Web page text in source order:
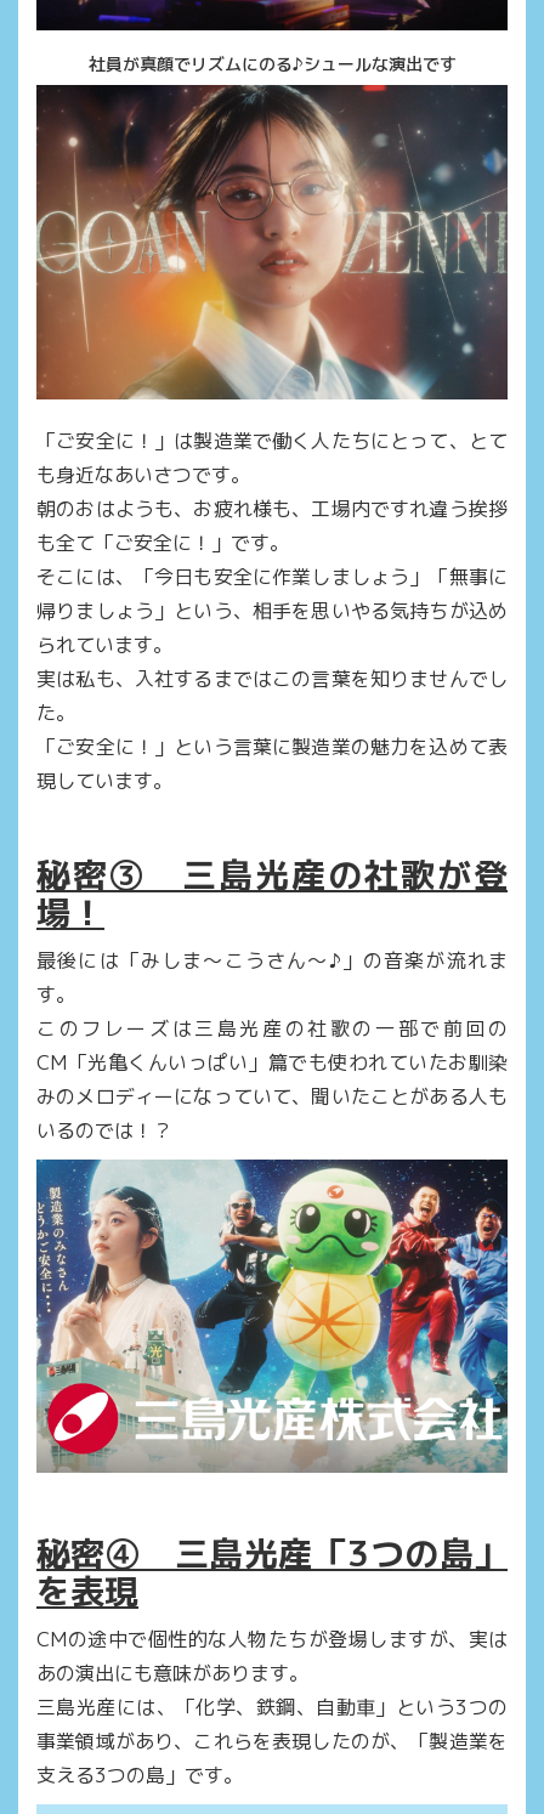
社員が真顔でリズムにのる♪シュールな演出です
「ご安全に！」は製造業で働く人たちにとって、とて
も身近なあいさつです。
朝のおはようも、お疲れ様も、工場内ですれ違う挨拶
も全て「ご安全に！」です。
そこには、「今日も安全に作業しましょう」「無事に
帰りましょう」という、相手を思いやる気持ちが込め
られています。
実は私も、入社するまではこの言葉を知りませんでし
た。
「ご安全に！」という言葉に製造業の魅力を込めて表
現しています。
秘密③ 三島光産の社歌が登
場！
最後には「みしま～こうさん～♪」の音楽が流れま
す。
このフレーズは三島光産の社歌の一部で前回の
CM「光亀くんいっぱい」篇でも使われていたお馴染
みのメロディーになっていて、聞いたことがある人も
いるのでは！？
秘密④ 三島光産「3つの島」
を表現
CMの途中で個性的な人物たちが登場しますが、実は
あの演出にも意味があります。
三島光産には、「化学、鉄鋼、自動車」という3つの
事業領域があり、これらを表現したのが、「製造業を
支える3つの島」です。